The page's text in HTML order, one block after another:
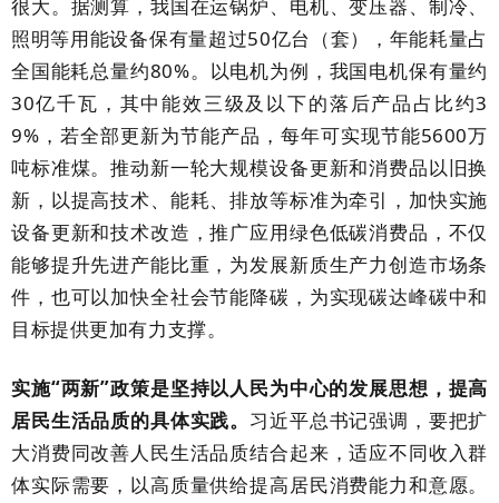
很大。据测算，我国在运锅炉、电机、变压器、制冷、
照明等用能设备保有量超过50亿台（套），年能耗量占
全国能耗总量约80%。以电机为例，我国电机保有量约
30亿千瓦，其中能效三级及以下的落后产品占比约3
9% ，若全部更新为节能产品，每年可实现节能5600万
吨标准煤。推动新一轮大规模设备更新和消费品以旧换
新，以提高技术、能耗、排放等标准为牵引，加快实施
设备更新和技术改造，推广应用绿色低碳消费品，不仅
能够提升先进产能比重，为发展新质生产力创造市场条
件，也可以加快全社会节能降碳，为实现碳达峰碳中和
目标提供更加有力支撑。
实施“两新”政策是坚持以人民为中心的发展思想，提高
居民生活品质的具体实践。 习近平总书记强调，要把扩
大消费同改善人民生活品质结合起来，适应不同收入群
体实际需要，以高质量供给提高居民消费能力和意愿。